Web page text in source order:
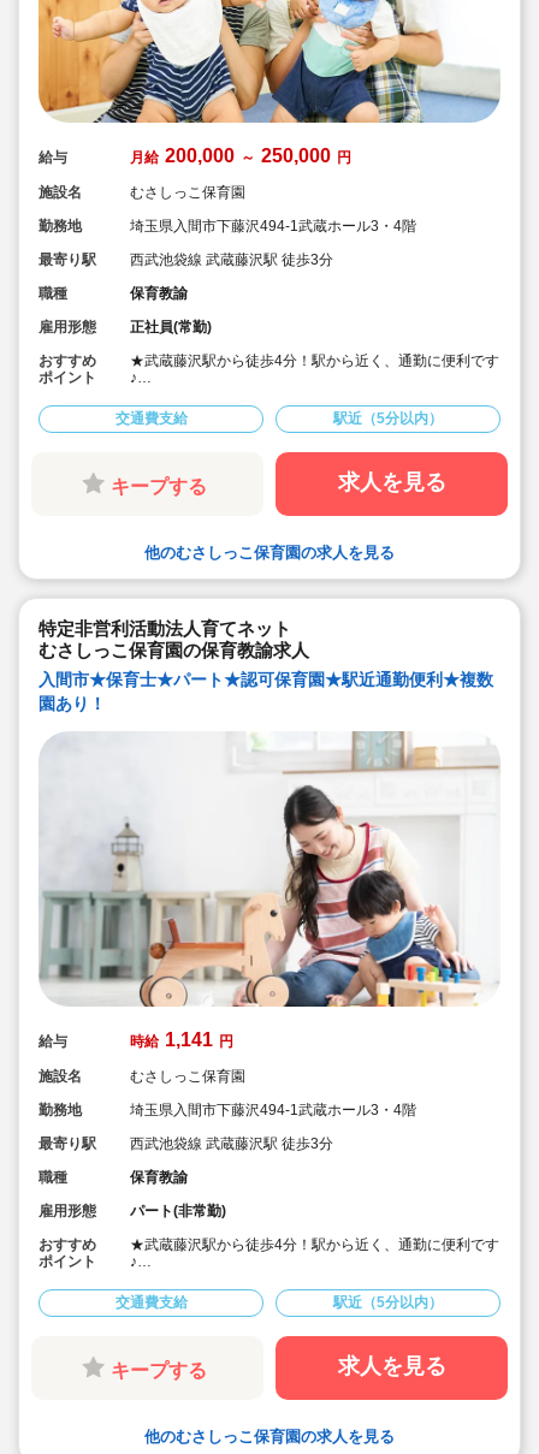
給与 月給 200,000 ～ 250,000 円
施設名
むさしっこ保育園
勤務地
埼玉県入間市下藤沢494-1武蔵ホール3・4階
最寄り駅
西武池袋線 武蔵藤沢駅 徒歩3分
職種
保育教諭
雇用形態
正社員(常勤)
おすすめ
ポイント
★武蔵藤沢駅から徒歩4分！駅から近く、通勤に便利です
♪
ただけます♪
★チームワークを大切に、お互いに声を掛け合いなが
★未経験でも先輩たちが優しく指導してくれるので安心
して働けます♪
交通費支給 駅近（5分以内）
キープする 求人を見る
他のむさしっこ保育園の求人を見る
特定非営利活動法人育てネット
むさしっこ保育園の保育教諭求人
入間市★保育士★パート★認可保育園★駅近通勤便利★複数
園あり！
給与 時給 1,141 円
施設名
むさしっこ保育園
勤務地
埼玉県入間市下藤沢494-1武蔵ホール3・4階
最寄り駅
西武池袋線 武蔵藤沢駅 徒歩3分
職種
保育教諭
雇用形態
パート(非常勤)
おすすめ
ポイント
★武蔵藤沢駅から徒歩4分！駅から近く、通勤に便利です
♪
ただけます♪
★チームワークを大切に、お互いに声を掛け合いなが
★未経験でも先輩たちが優しく指導してくれるので安心
して働けます♪
交通費支給 駅近（5分以内）
キープする 求人を見る
他のむさしっこ保育園の求人を見る